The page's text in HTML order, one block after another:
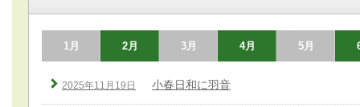
1月 2月 3月 4月 5月
2025年11月19日 小春日和に羽音